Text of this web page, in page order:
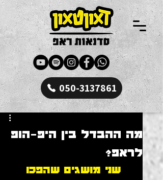
050-3137861
מה ההבדל בין היפ-הופ
לראפ?
שני מושגים שהפכו